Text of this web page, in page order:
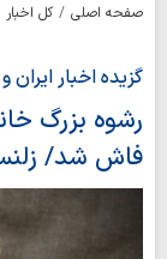
صفحه اصلی کل اخبار
گزیده اخبار ایران
رشوه بزرگ
فاش شد/